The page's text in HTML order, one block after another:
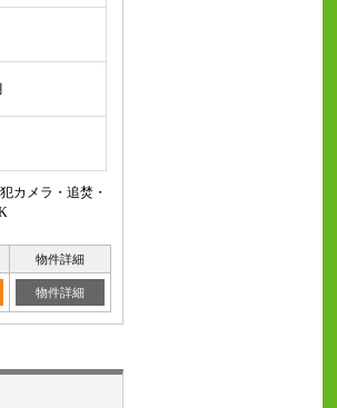
カメラ・追焚・
物件詳細
物件詳細